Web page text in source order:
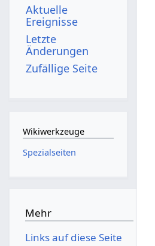
Aktuelle
Ereignisse
Letzte
Änderungen
Zufällige Seite
Wikiwerkzeuge
Spezialseiten
Mehr
Links auf diese Seite